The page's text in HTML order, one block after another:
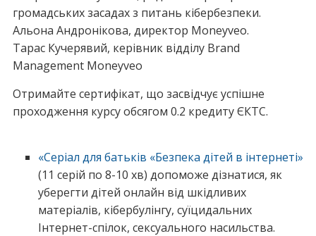
громадських засадах з питань кібербезпеки.
Альона Андронікова, директор Moneyveo.
Тарас Кучерявий, керівник відділу Brand
Management Moneyveo
Отримайте сертифікат, що засвідчує успішне
проходження курсу обсягом 0.2 кредиту ЄКТС.
«Серіал для батьків «Безпека дітей в інтернеті»
(11 серій по 8-10 хв) допоможе дізнатися, як
уберегти дітей онлайн від шкідливих
матеріалів, кібербулінгу, суїцидальних
Інтернет-спілок, сексуального насильства.